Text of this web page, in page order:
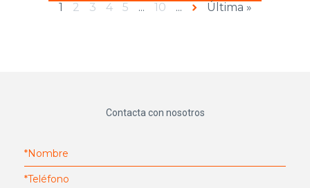
1 2 3 4 5 ... 10 ... » Última »
Contacta con nosotros